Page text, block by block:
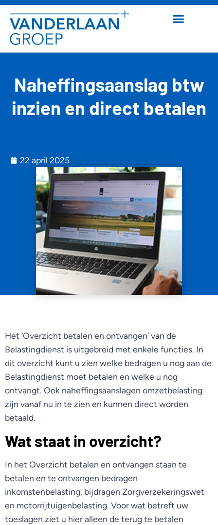
Naheffingsaanslag btw
inzien en direct betalen
22 april 2025
Het ‘Overzicht betalen en ontvangen’ van de
Belastingdienst is uitgebreid met enkele functies. In
dit overzicht kunt u zien welke bedragen u nog aan de
Belastingdienst moet betalen en welke u nog
ontvangt. Ook naheffingsaanslagen omzetbelasting
zijn vanaf nu in te zien en kunnen direct worden
betaald.
Wat staat in overzicht?
In het Overzicht betalen en ontvangen staan te
betalen en te ontvangen bedragen
inkomstenbelasting, bijdragen Zorgverzekeringswet
en motorrijtuigenbelasting. Voor wat betreft uw
toeslagen ziet u hier alleen de terug te betalen